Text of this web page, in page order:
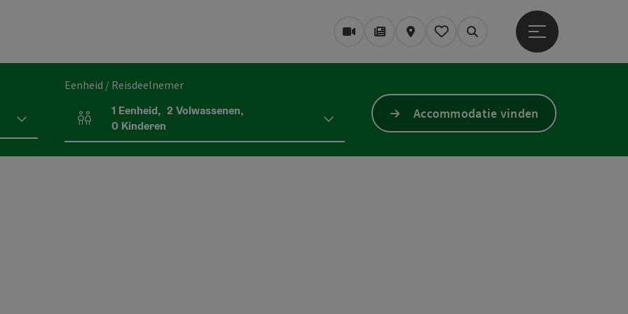
WebcamsTijdschrift/Blog
KaartMijn notitieblok
Zoek op
Startmenu openen
Eenheid / Reisdeelnemer
Aantal eenheden en persoonsvelden
1 Eenheid, 2Volwassenen,
0 Kinderen
Accommodatie vinden